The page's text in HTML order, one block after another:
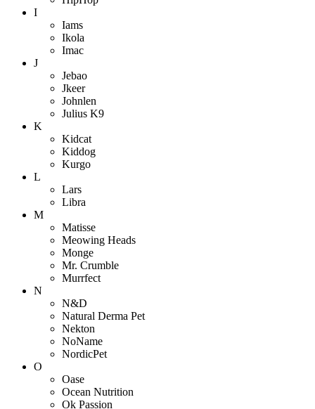
I
Iams
Ikola
Imac
J
Jebao
Jkeer
Johnlen
Julius K9
K
Kidcat
Kiddog
Kurgo
L
Lars
Libra
M
Matisse
Meowing Heads
Monge
Mr. Crumble
Murrfect
N
N&D
Natural Derma Pet
Nekton
NoName
NordicPet
O
Oase
Ocean Nutrition
Ok Passion